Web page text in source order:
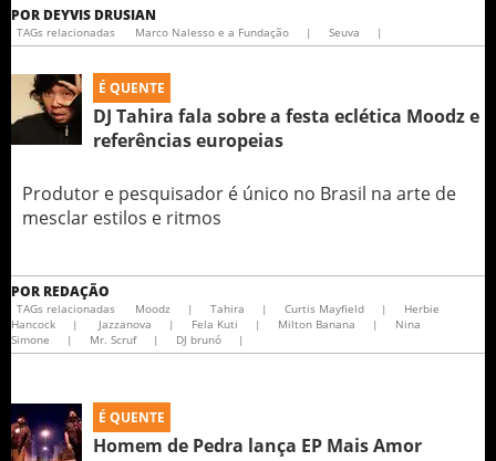
POR DEYVIS DRUSIAN
TAGs relacionadas Marco Nalesso e a Fundação | Seuva |
É QUENTE
DJ Tahira fala sobre a festa eclética Moodz e
referências europeias
Produtor e pesquisador é único no Brasil na arte de
mesclar estilos e ritmos
POR REDAÇÃO
TAGs relacionadas Moodz | Tahira | Curtis Mayfield |
Herbie
Hancock
| Jazzanova | Fela Kuti | Milton Banana |
Nina
Simone
| Mr. Scruf | DJ brunó |
É QUENTE
Homem de Pedra lança EP Mais Amor